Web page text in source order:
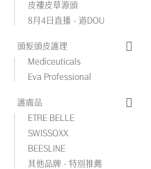
皮褸皮草源頭
8月4日直播 - 道DOU
頭髮頭皮護理
Mediceuticals
Eva Professional
護膚品
ETRE BELLE
SWISSOXX
BEESLINE
其他品牌 - 特別推薦